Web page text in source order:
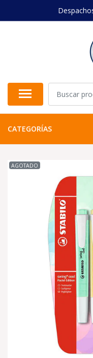
CATEGORÍAS
AGOTADO